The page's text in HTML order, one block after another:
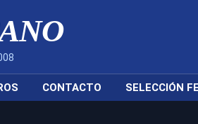
CONTACTO SELECCIÓN